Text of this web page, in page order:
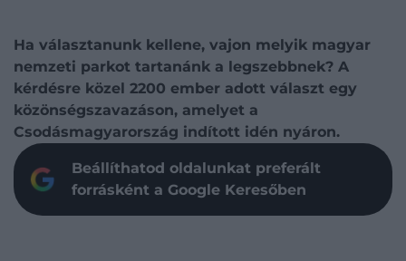
Ha választanunk kellene, vajon melyik magyar
nemzeti parkot tartanánk a legszebbnek? A
kérdésre közel 2200 ember adott választ egy
közönségszavazáson, amelyet a
Csodásmagyarország indított idén nyáron.
Beállíthatod oldalunkat preferált
forrásként a Google Keresőben